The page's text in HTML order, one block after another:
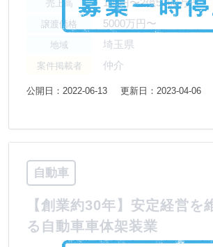
売上高 1億円〜2億5000万円
譲渡価格 5000万円〜
地域 埼玉県
案件掲載者 仲介
公開日：2022-06-13 更新日：2023-04-06
自動車
【創業約30年】安定経営を
る自動車車体架装業